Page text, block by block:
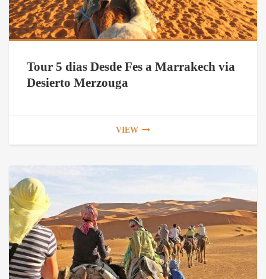
Tour 5 dias Desde Fes a Marrakech via
Desierto Merzouga
VIEW